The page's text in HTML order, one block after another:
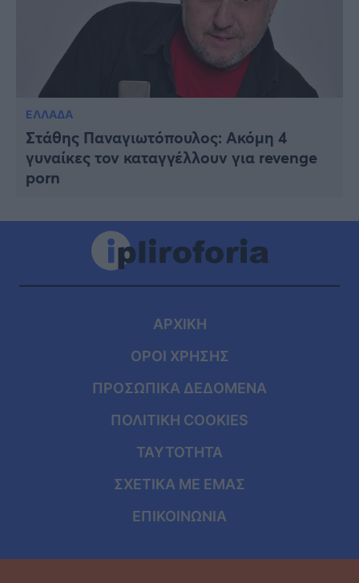
ΕΛΛΑΔΑ
Στάθης Παναγιωτόπουλος: Ακόμη 4
γυναίκες τον καταγγέλλουν για revenge
porn
ΑΡΧΙΚΗ
ΟΡΟΙ ΧΡΗΣΗΣ
ΠΡΟΣΩΠΙΚΑ ΔΕΔΟΜΕΝΑ
ΠΟΛΙΤΙΚΗ COOKIES
ΤΑΥΤΟΤΗΤΑ
ΣΧΕΤΙΚΑ ΜΕ ΕΜΑΣ
ΕΠΙΚΟΙΝΩΝΙΑ